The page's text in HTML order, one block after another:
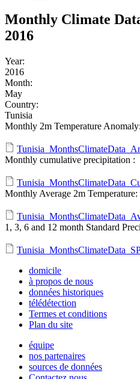
Monthly Climate
2016
Year:
2016
Month:
May
Country:
Tunisia
Monthly 2m Temperature Anomaly:
Monthly cumulative precipitation :
Monthly Average 2m Temperature:
1, 3, 6 and 12 month Standard
domicile
à propos de nous
données historiques
télédétection
Termes et conditions
Plan du site
équipe
nos partenaires
sources de données